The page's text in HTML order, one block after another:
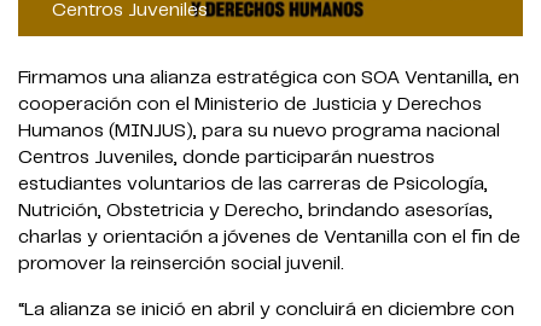
Centros Juveniles
Firmamos una alianza estratégica con SOA Ventanilla, en
cooperación con el Ministerio de Justicia y Derechos
Humanos (MINJUS), para su nuevo programa nacional
Centros Juveniles, donde participarán nuestros
estudiantes voluntarios de las carreras de Psicología,
Nutrición, Obstetricia y Derecho, brindando asesorías,
charlas y orientación a jóvenes de Ventanilla con el fin de
promover la reinserción social juvenil.
“La alianza se inició en abril y concluirá en diciembre con